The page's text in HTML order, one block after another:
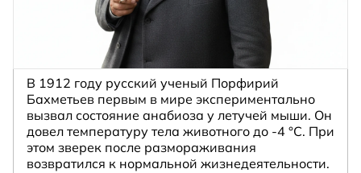
В 1912 году русский ученый Порфирий
Бахметьев первым в мире экспериментально
вызвал состояние анабиоза у летучей мыши. Он
довел температуру тела животного до -4 °C. При
этом зверек после размораживания
возвратился к нормальной жизнедеятельности.